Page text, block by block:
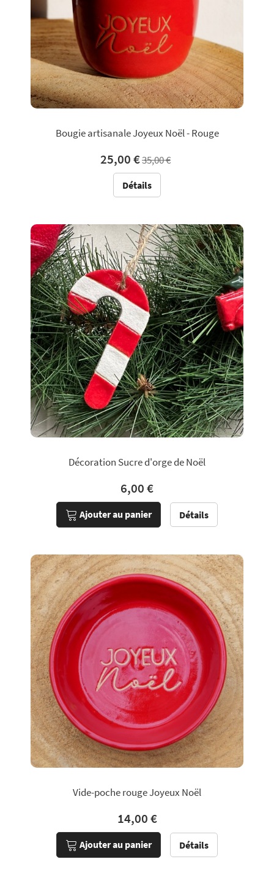
Bougie artisanale Joyeux Noël - Rouge
25,00 €35,00 €
Détails
Décoration Sucre d'orge de Noël
6,00 €
Ajouter au panier Détails
Vide-poche rouge Joyeux Noël
14,00 €
Ajouter au panier Détails